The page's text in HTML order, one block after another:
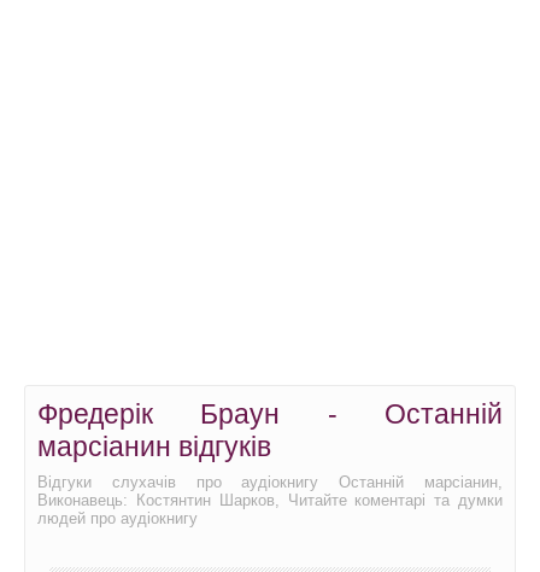
Фредерік Браун - Останній
марсіанин відгуків
Відгуки слухачів про аудіокнигу Останній марсіанин,
Виконавець: Костянтин Шарков, Читайте коментарі та думки
людей про аудіокнигу